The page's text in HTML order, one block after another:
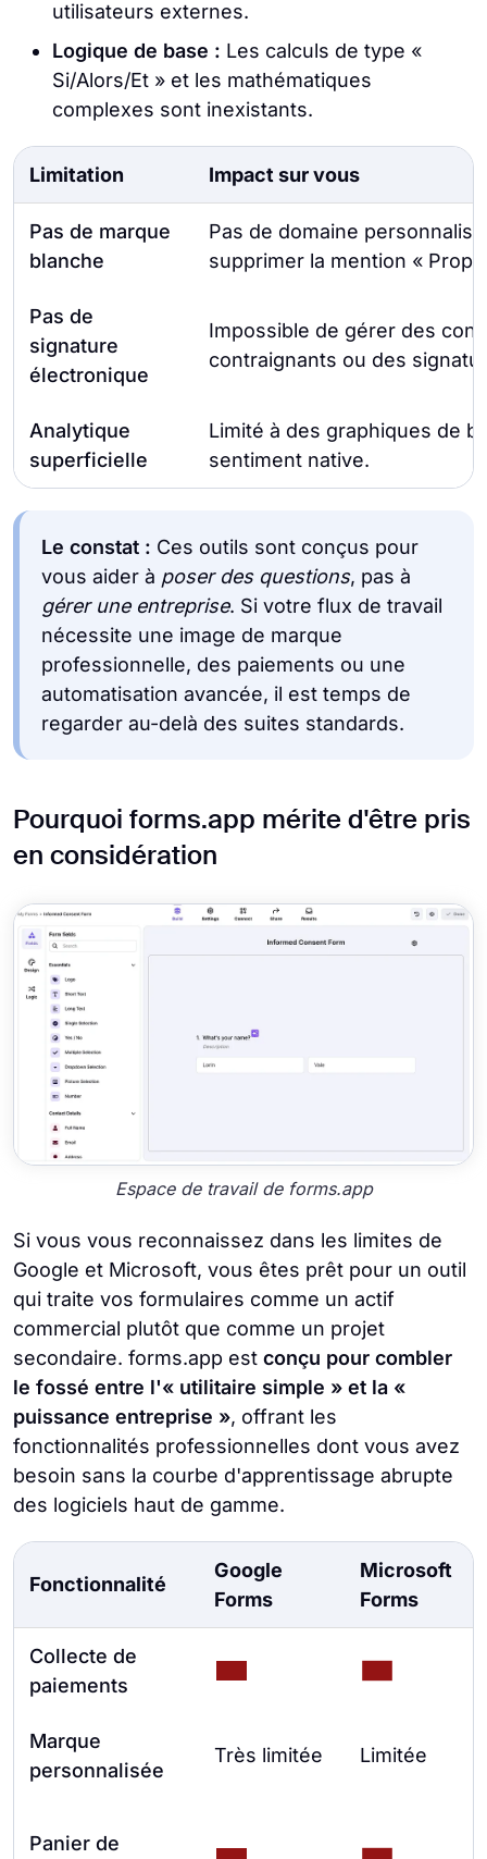
utilisateurs externes.
Logique de base : Les calculs de type «
Si/Alors/Et » et les mathématiques
complexes sont inexistants.
Limitation Impact sur vous
Pas de marque
blanche
Pas de domaine
supprimer la mention «
Pas de
signature
électronique
Impossible de gérer des
contraignants ou des
Analytique
superficielle
Limité à des graphiques de
sentiment native.
Le constat : Ces outils sont conçus pour
vous aider à poser des questions, pas à
gérer une entreprise. Si votre flux de travail
nécessite une image de marque
professionnelle, des paiements ou une
automatisation avancée, il est temps de
regarder au-delà des suites standards.
Pourquoi forms.app mérite d'être pris
en considération
Espace de travail de forms.app
Si vous vous reconnaissez dans les limites de
Google et Microsoft, vous êtes prêt pour un outil
qui traite vos formulaires comme un actif
commercial plutôt que comme un projet
secondaire. forms.app est conçu pour combler
le fossé entre l'« utilitaire simple » et la «
puissance entreprise », offrant les
fonctionnalités professionnelles dont vous avez
besoin sans la courbe d'apprentissage abrupte
des logiciels haut de gamme.
Fonctionnalité
Google
Forms
Microsoft
Forms
Collecte de
paiements
Marque
personnalisée
Très limitée Limitée
Panier de